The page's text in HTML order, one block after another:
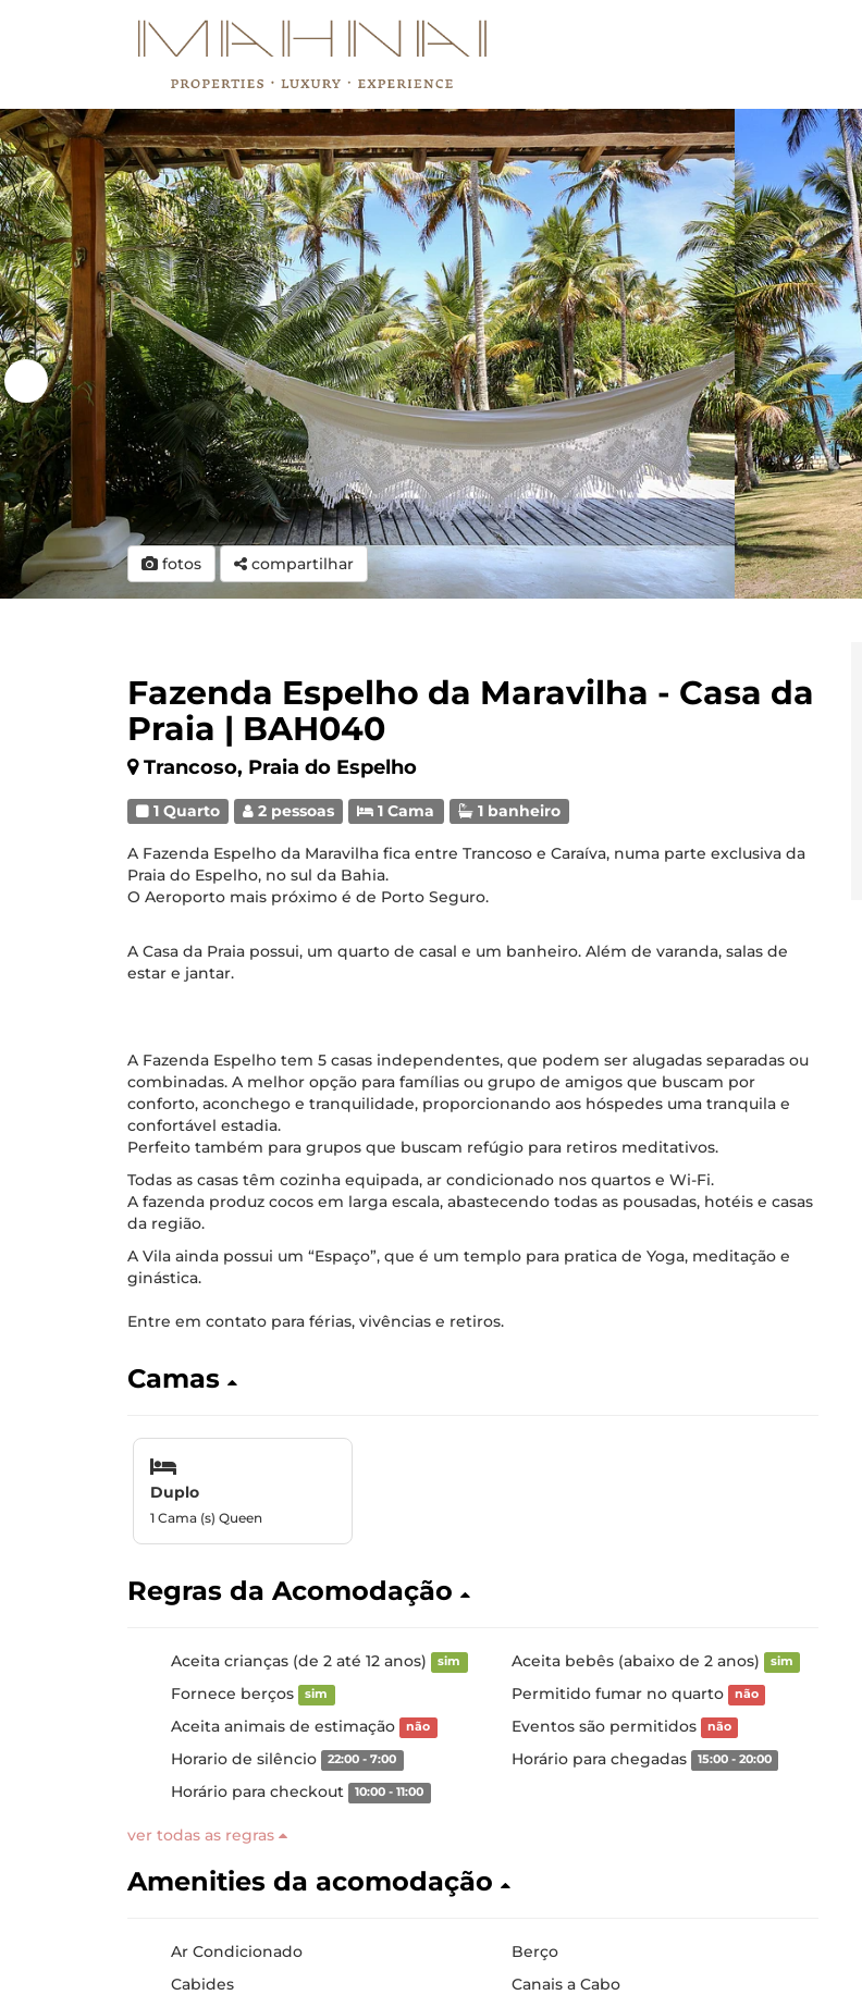
fotos compartilhar
Fazenda Espelho da Maravilha - Casa da
Praia | BAH040
Trancoso, Praia do Espelho
1 Quarto 2 pessoas 1 Cama 1 banheiro
A Fazenda Espelho da Maravilha fica entre Trancoso e Caraíva, numa parte exclusiva da
Praia do Espelho, no sul da Bahia.
O Aeroporto mais próximo é de Porto Seguro.
A Casa da Praia possui, um quarto de casal e um banheiro. Além de varanda, salas de
estar e jantar.
A Fazenda Espelho tem 5 casas independentes, que podem ser alugadas separadas ou
combinadas. A melhor opção para famílias ou grupo de amigos que buscam por
conforto, aconchego e tranquilidade, proporcionando aos hóspedes uma tranquila e
confortável estadia.
Perfeito também para grupos que buscam refúgio para retiros meditativos.
Todas as casas têm cozinha equipada, ar condicionado nos quartos e Wi-Fi.
A fazenda produz cocos em larga escala, abastecendo todas as pousadas, hotéis e casas
da região.
A Vila ainda possui um “Espaço”, que é um templo para pratica de Yoga, meditação e
ginástica.
Entre em contato para férias, vivências e retiros.
Camas
Duplo
1 Cama (s) Queen
Regras da Acomodação
Aceita crianças (de 2 até 12 anos) sim Aceita bebês (abaixo de 2 anos) sim
Fornece berços sim Permitido fumar no quarto não
Aceita animais de estimação não Eventos são permitidos não
Horario de silêncio 22:00 - 7:00 Horário para chegadas 15:00 - 20:00
Horário para checkout 10:00 - 11:00
ver todas as regras
Amenities da acomodação
Ar Condicionado
Berço
Cabides
Canais a Cabo